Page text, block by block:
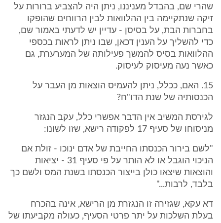
שהרי שם, בהבדל מעניננו, ניתן היה להצביע ברורות על
זיקה שנתקיימה בין ההלוואות לבין הרווחים שהופקו
בחברות הבת, על בסיסן - עדיין יש לדעתי באמור שם,
כדי להשליך על הענין דכאן, שבו ניתן לראות בכספי
ההלוואות בסיס להמשך פעילותה של המערערת, גם
כאשר נעה מעיסוק לעיסוק.
15. האם, ככלל, ניתן להעמיס הוצאות מן העבר על
הכנסותיה של שנת הדו"ח?
לגירסת המשיב אין הדבר אפשרי כלל, עקב הנגזר
מניסוחו של סעיף 17 לפקודה רישא, שזו לשונו:
"לשם בירור הכנסתו החייבת של אדם ינוכו - זולת אם
הניכוי הוגבל או לא הותר על פי סעיף 31 - יציאות
והוצאות שיצאו כולן בייצור הכנסתו בשנת המס ולשם כך
בלבד, לרבות..."
דא עקא, שגזירה זו הנגזרת מן הרישא, אינה בהכרח
בעלת השלכות על יתר פרטי הסעיף, כעולה מקביעתו של